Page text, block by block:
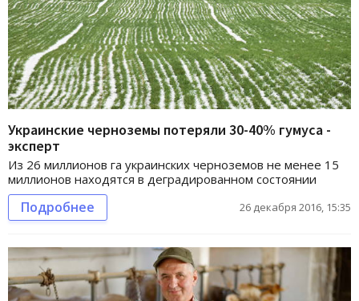
Украинские черноземы потеряли 30-40% гумуса -
эксперт
Из 26 миллионов га украинских черноземов не менее 15
миллионов находятся в деградированном состоянии
Подробнее 26 декабря 2016, 15:35